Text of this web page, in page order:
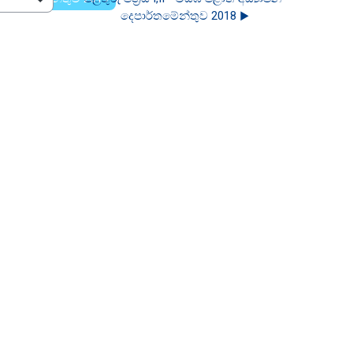
දෙපාර්තමේන්තුව 2018 ▶︎